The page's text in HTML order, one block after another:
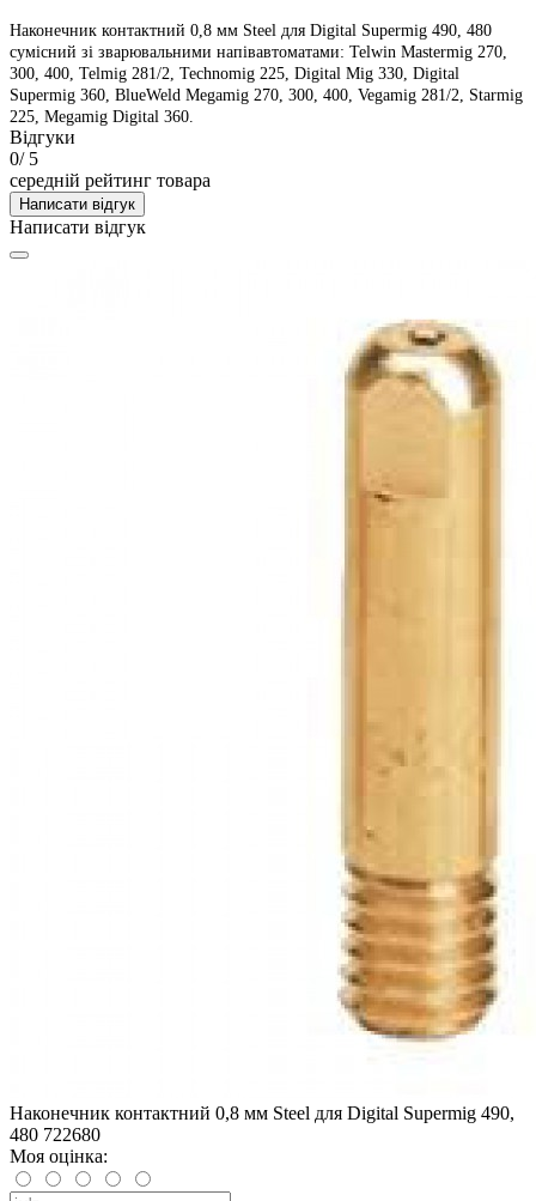
Наконечник контактний 0,8 мм Steel для Digital Supermig 490, 480
сумісний зі зварювальними напівавтоматами: Telwin Mastermig 270,
300, 400, Telmig 281/2, Technomig 225, Digital Mig 330, Digital
Supermig 360, BlueWeld Megamig 270, 300, 400, Vegamig 281/2, Starmig
225, Megamig Digital 360.
Відгуки
0/ 5
середній рейтинг товара
Написати відгук
Написати відгук
Наконечник контактний 0,8 мм Steel для Digital Supermig 490,
480 722680
Моя оцінка: